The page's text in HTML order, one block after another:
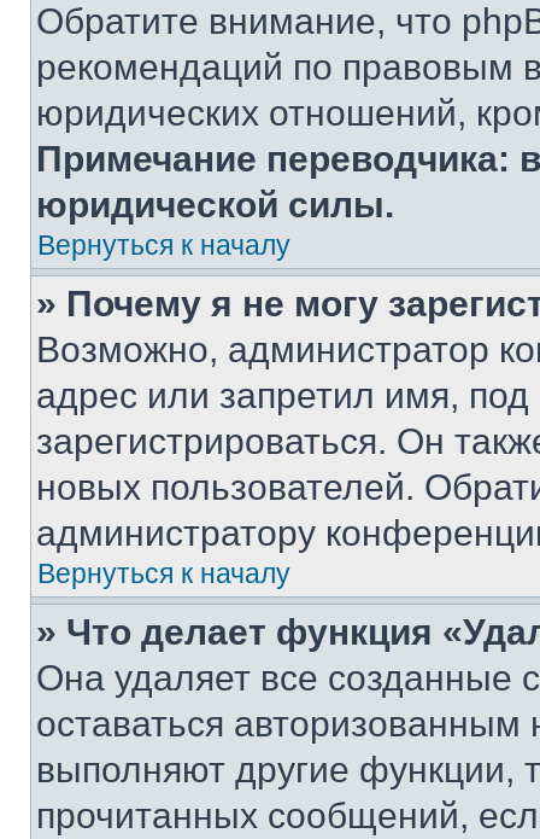
Обратите внимание, что
рекомендаций по правовым
юридических отношений,
Примечание переводчика:
юридической силы.
Вернуться к началу
» Почему я не могу
Возможно, администратор
адрес или запретил имя,
зарегистрироваться. Он
новых пользователей.
администратору
Вернуться к началу
» Что делает функция
Она удаляет все созданные
оставаться
выполняют другие функции,
прочитанных сообщений,